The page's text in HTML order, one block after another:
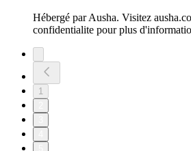
Hébergé par Ausha. Visitez
confidentialite pour plus
1